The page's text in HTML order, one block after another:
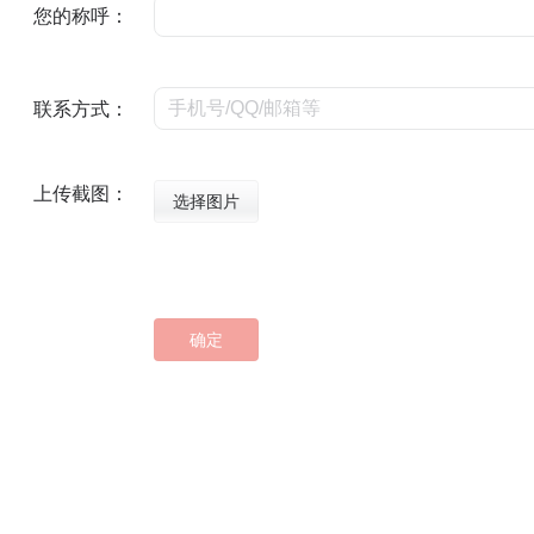
您的称呼：
联系方式：
上传截图： 选择图片
确定